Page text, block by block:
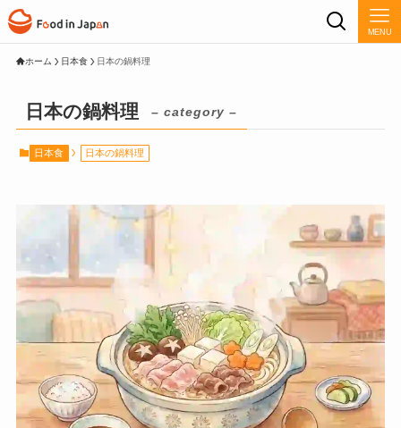
MENU
ホーム 日本食 日本の鍋料理
日本の鍋料理 – category –
日本食 日本の鍋料理